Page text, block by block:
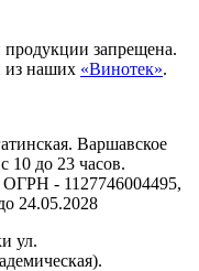
запрещена.
из наших «Винотек».
Варшавское
10 до 23 часов.
- 1127746004495,
24.05.2028
ул.